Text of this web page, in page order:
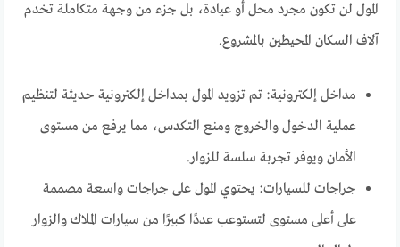
المول لن تكون مجرد محل أو عيادة، بل جزء من وجهة متكاملة تخدم
آلاف السكان المحيطين بالمشروع.
مداخل إلكترونية: تم تزويد المول بمداخل إلكترونية حديثة لتنظيم
عملية الدخول والخروج ومنع التكدس، مما يرفع من مستوى
الأمان ويوفر تجربة سلسة للزوار.
جراجات للسيارات: يحتوي المول على جراجات واسعة مصممة
على أعلى مستوى لتستوعب عددًا كبيرًا من سيارات الملاك والزوار